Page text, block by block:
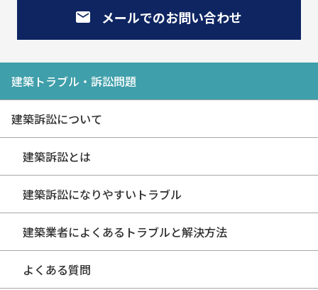
メールでのお問い合わせ
建築トラブル・訴訟問題
建築訴訟について
建築訴訟とは
建築訴訟になりやすいトラブル
建築業者によくあるトラブルと解決方法
よくある質問